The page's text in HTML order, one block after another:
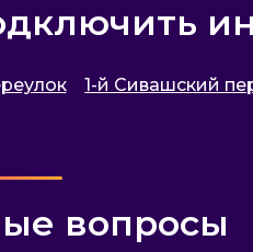
1-й Сивашский
вопросы